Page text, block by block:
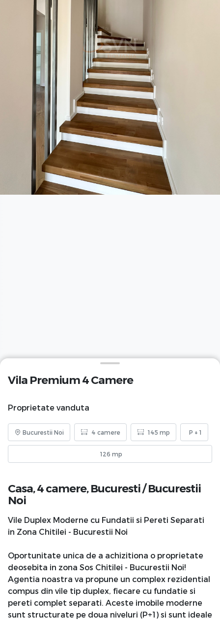
Vila Premium 4 Camere
Proprietate vanduta
Bucurestii Noi 4 camere 145 mp P + 1
126 mp
Casa, 4 camere,Bucuresti/Bucurestii
Noi
Vile Duplex Moderne cu Fundatii si Pereti Separati
in Zona Chitilei - Bucurestii Noi
Oportunitate unica de a achizitiona o proprietate
deosebita in zona Sos Chitilei - Bucurestii Noi!
Agentia noastra va propune un complex rezidential
compus din vile tip duplex, fiecare cu fundatie si
pereti complet separati. Aceste imobile moderne
sunt structurate pe doua niveluri (P+1) si sunt ideale